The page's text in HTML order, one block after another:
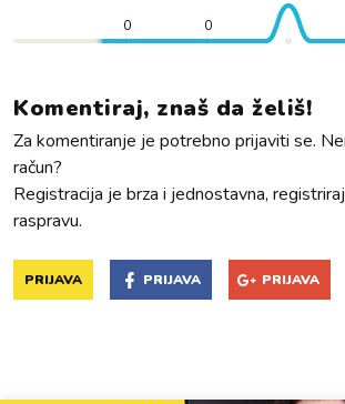
0 0
Komentiraj, znaš da želiš!
Za komentiranje je potrebno prijaviti se.
račun?
Registracija je brza i jednostavna,
raspravu.
PRIJAVA PRIJAVA PRIJAVA